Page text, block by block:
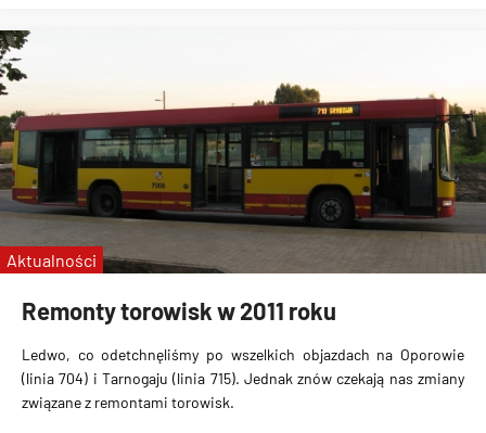
Remonty torowisk w 2011 roku
Ledwo, co odetchnęliśmy po wszelkich objazdach na Oporowie
(linia 704) i Tarnogaju (linia 715). Jednak znów czekają nas zmiany
związane z remontami torowisk.
Aktualności